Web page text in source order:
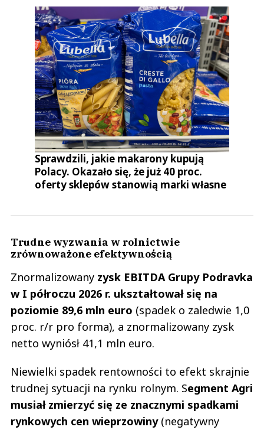
Sprawdzili, jakie makarony kupują
Polacy. Okazało się, że już 40 proc.
oferty sklepów stanowią marki własne
Trudne wyzwania w rolnictwie
zrównoważone efektywnością
Znormalizowany zysk EBITDA Grupy Podravka
w I półroczu 2026 r. ukształtował się na
poziomie 89,6 mln euro (spadek o zaledwie 1,0
proc. r/r pro forma), a znormalizowany zysk
netto wyniósł 41,1 mln euro.
Niewielki spadek rentowności to efekt skrajnie
trudnej sytuacji na rynku rolnym. Segment Agri
musiał zmierzyć się ze znacznymi spadkami
rynkowych cen wieprzowiny(negatywny